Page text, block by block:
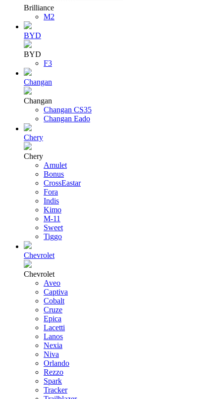
Brilliance
M2
BYD
BYD
F3
Changan
Changan
Changan CS35
Changan Eado
Chery
Chery
Amulet
Bonus
CrossEastar
Fora
Indis
Kimo
M-11
Sweet
Tiggo
Chevrolet
Chevrolet
Aveo
Captiva
Cobalt
Cruze
Epica
Lacetti
Lanos
Nexia
Niva
Orlando
Rezzo
Spark
Tracker